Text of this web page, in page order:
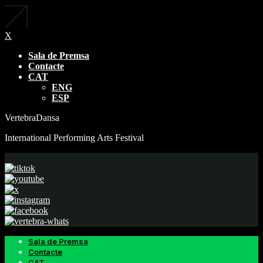
X
Sala de Premsa
Contacte
CAT
ENG
ESP
VertebraDansa
International Performing Arts Festival
Sala de Premsa
Contacte